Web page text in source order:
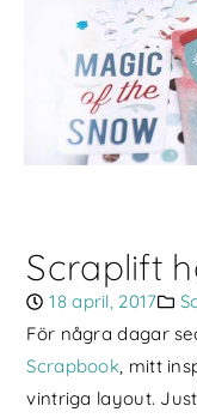
Scraplift
18 april, 2017
För några dagar
Scrapbook, mitt
vintriga layout.